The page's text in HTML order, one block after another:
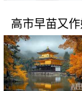
高市早苗又